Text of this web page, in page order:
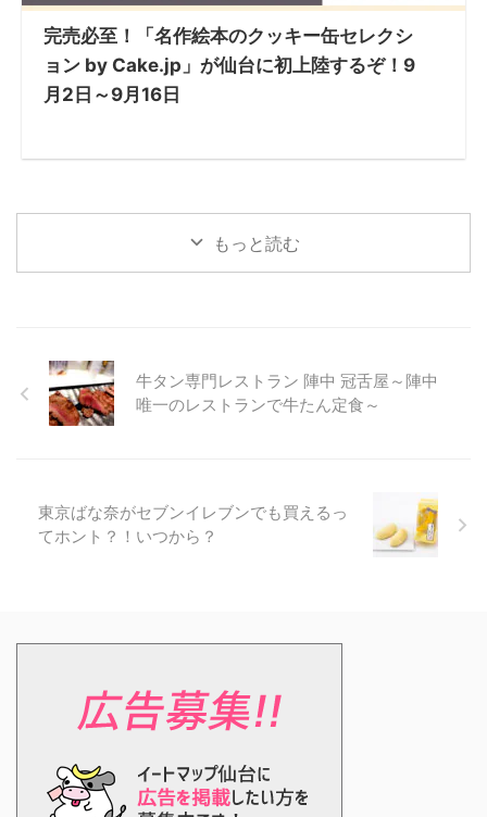
完売必至！「名作絵本のクッキー缶セレクシ
ョン by Cake.jp」が仙台に初上陸するぞ！9
月2日～9月16日
もっと読む
牛タン専門レストラン 陣中 冠舌屋～陣中
唯一のレストランで牛たん定食～
東京ばな奈がセブンイレブンでも買えるっ
てホント？！いつから？